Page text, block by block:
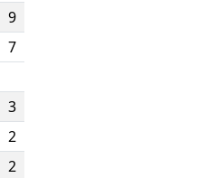
9
7
3
2
2